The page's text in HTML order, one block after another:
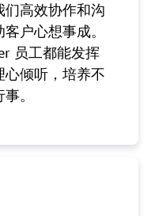
高效协作和沟
户心想事成。
员工都能发挥
倾听，培养不
。